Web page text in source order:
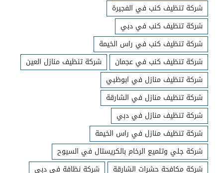
شركة تنظيف كنب في الفجيرة
شركة تنظيف كنب في دبي
شركة تنظيف كنب في راس الخيمة
شركة تنظيف كنب في عجمان
شركة تنظيف منازل العين
شركة تنظيف منازل في ابوظبي
شركة تنظيف منازل في الشارقة
شركة تنظيف منازل في دبي
شركة تنظيف منازل في راس الخيمة
شركة جلي وتلميع الرخام بالكريستال في السيوح
شركة مكافحة حشرات الشارقة
شركة نظافة في دبي